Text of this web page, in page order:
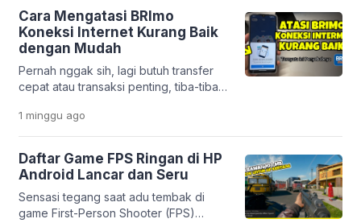
mengetikkan perintah teks untuk
mengubah tampilan foto jadi lebih
estetik dan unik. Mulai dari efek
sinematik ala film, tampilan 3D yang
modern, sampai gaya anime yang lucu,
semuanya bisa […]
Cara Mengatasi BRImo
Koneksi Internet Kurang Baik
dengan Mudah
Pernah nggak sih, lagi butuh transfer
cepat atau transaksi penting, tiba-tiba
kurang baik” di aplikasi BRImo?
Rasanya pasti bikin panik, apalagi kalau
situasinya mendesak. Masalah ini
memang cukup sering dialami oleh
nasabah Bank BRI. Tapi tenang,
penyebabnya nggak selalu karena
server gangguan. Justru, dalam banyak
1 minggu ago
Daftar Game FPS Ringan di HP
Android Lancar dan Seru
Sensasi tegang saat adu tembak di
game First-Person Shooter (FPS)